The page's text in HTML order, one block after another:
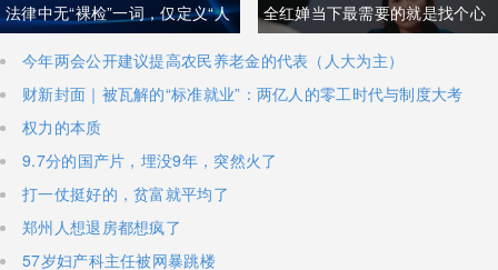
法律中无“裸检”一词，仅定义“人
身检查”
全红婵当下最需要的就是找个心
理医生
今年两会公开建议提高农民养老金的代表（人大为主）
财新封面｜被瓦解的“标准就业”：两亿人的零工时代与制度大考
权力的本质
9.7分的国产片，埋没9年，突然火了
打一仗挺好的，贫富就平均了
郑州人想退房都想疯了
57岁妇产科主任被网暴跳楼